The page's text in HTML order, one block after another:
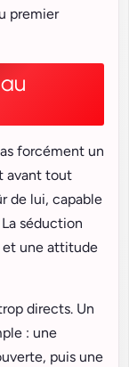
premier
forcément un
avant tout
de lui, capable
séduction
et une attitude
directs. Un
: une
puis une